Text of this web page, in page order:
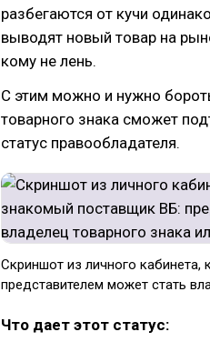
разбегаются от кучи
выводят новый товар на
кому не лень.
С этим можно и нужно
товарного знака сможет
статус правообладателя.
Скриншот из личного
представителем может стать
Что дает этот статус: